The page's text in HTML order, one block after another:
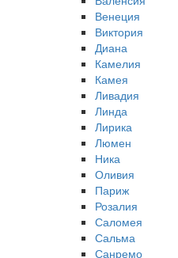
Венеция
Виктория
Диана
Камелия
Камея
Ливадия
Линда
Лирика
Люмен
Ника
Оливия
Париж
Розалия
Саломея
Сальма
Санремо